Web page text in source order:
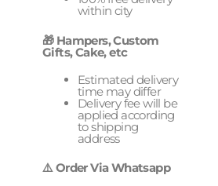
within city
🎁 Hampers, Custom
Gifts, Cake, etc
Estimated delivery
time may differ
Delivery fee will be
applied according
to shipping
address
⚠️ Order Via Whatsapp